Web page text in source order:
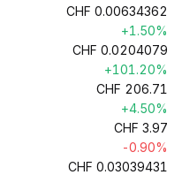
CHF 0.00634362
+1.50%
CHF 0.0204079
+101.20%
CHF 206.71
+4.50%
CHF 3.97
-0.90%
CHF 0.03039431